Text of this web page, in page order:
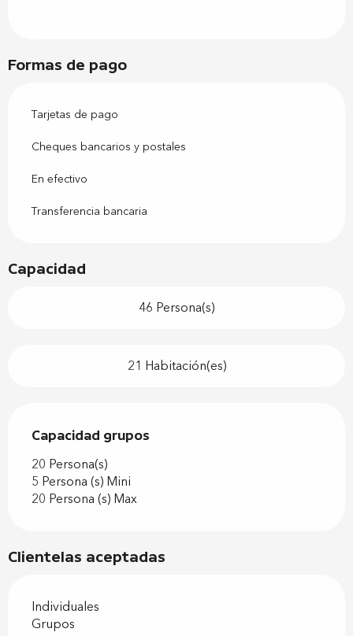
Formas de pago
Tarjetas de pago
Cheques bancarios y postales
En efectivo
Transferencia bancaria
Capacidad
46 Persona(s)
21 Habitación(es)
Capacidad grupos
Capacidad grupos
20 Persona(s)
5 Persona (s) Mini
20 Persona (s) Max
Clientelas aceptadas
Individuales
Grupos